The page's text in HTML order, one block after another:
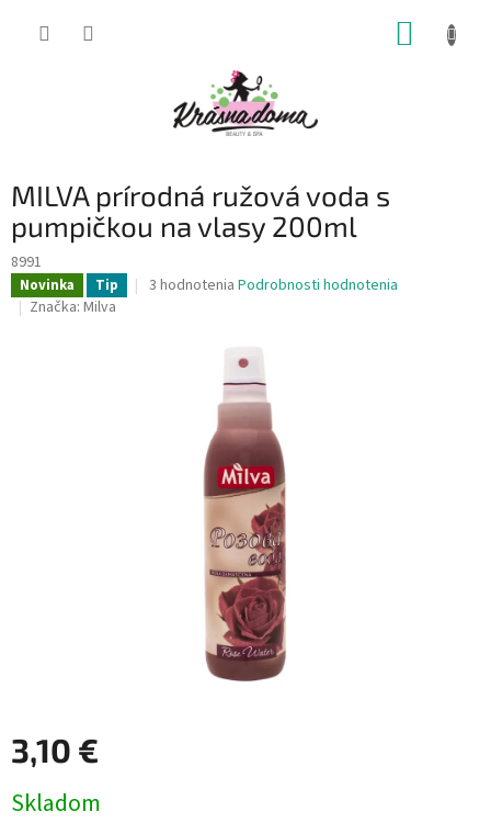
MILVA prírodná ružová voda s
pumpičkou na vlasy 200ml
8991
Novinka Tip
Priemerné
hviezdičiek.
3 hodnotenia Podrobnosti hodnotenia
Značka: Milva
3,10 €
cena:
Skladom